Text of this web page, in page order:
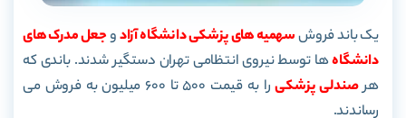
یک باند فروشسهمیه های پزشکی دانشگاه آزادوجعل مدرک های
دانشگاهها توسط نیروی انتظامی تهران دستگیر شدند. باندی که
هرصندلی پزشکی
را به قیمت 500 تا 600 میلیون به فروش می
رساندند.